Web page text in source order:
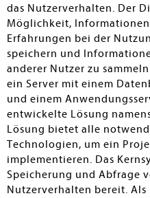
das Nutzerverhalten. Der
Möglichkeit,
Erfahrungen bei der
speichern und
anderer Nutzer zu
ein Server mit einem
und einem
entwickelte Lösung
Lösung bietet alle
Technologien, um ein
implementieren. Das
Speicherung und Abfrage
Nutzerverhalten bereit.